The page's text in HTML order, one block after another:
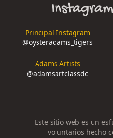
Principal Instagram
@oysteradams_tigers
Adams Artists
@adamsartclassdc
Este sitio web es un
voluntarios hecho